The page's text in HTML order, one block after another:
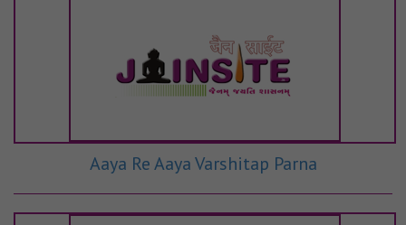
Aaya Re Aaya Varshitap Parna